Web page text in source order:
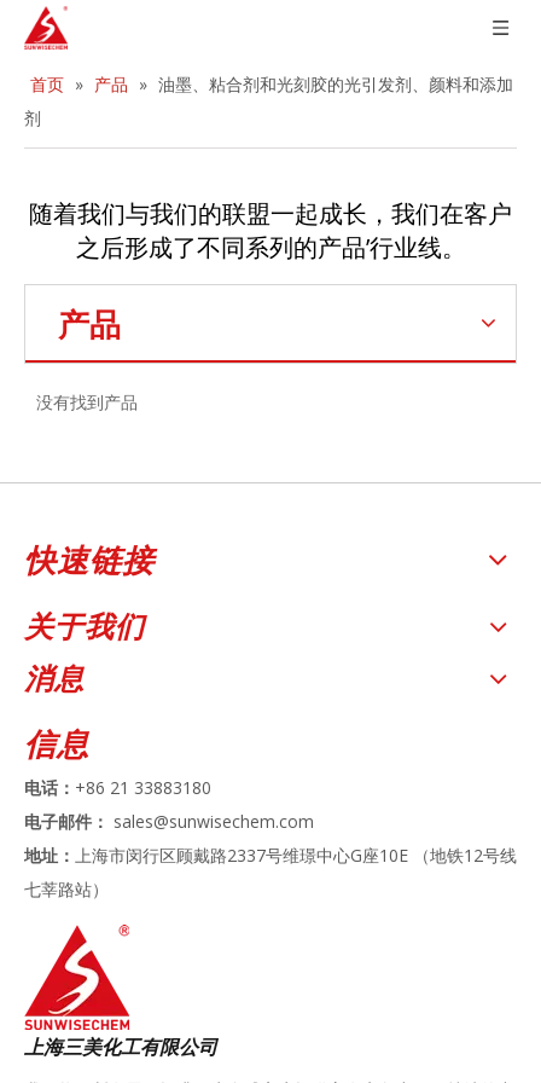
首页 » 产品 » 油墨、粘合剂和光刻胶的光引发剂、颜料和添加
剂
随着我们与我们的联盟一起成长，我们在客户
之后形成了不同系列的产品’行业线。
产品
没有找到产品
快速链接
关于我们
消息
信息
电话： +86 21 33883180
电子邮件： sales@sunwisechem.com
地址： 上海市闵行区顾戴路2337号维璟中心G座10E （地铁12号线
七莘路站）
上海三美化工有限公司